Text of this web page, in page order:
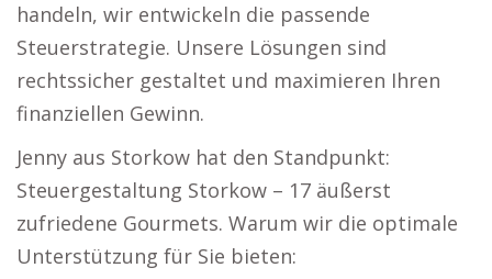
handeln, wir entwickeln die passende
Steuerstrategie. Unsere Lösungen sind
rechtssicher gestaltet und maximieren Ihren
finanziellen Gewinn.
Jenny aus Storkow hat den Standpunkt:
Steuergestaltung Storkow – 17 äußerst
zufriedene Gourmets. Warum wir die optimale
Unterstützung für Sie bieten: